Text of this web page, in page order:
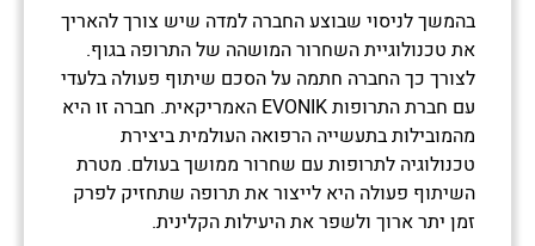
בהמשך לניסוי שבוצע החברה למדה שיש צורך להאריך
את טכנולוגיית השחרור המושהה של התרופה בגוף.
לצורך כך החברה חתמה על הסכם שיתוף פעולה בלעדי
עם חברת התרופותEVONIK האמריקאית. חברה זו היא
מהמובילות בתעשייה הרפואה העולמית ביצירת
טכנולוגיה לתרופות עם שחרור ממושך בעולם. מטרת
השיתוף פעולה היא לייצור את תרופה שתחזיק לפרק
זמן יתר ארוך ולשפר את היעילות הקלינית.